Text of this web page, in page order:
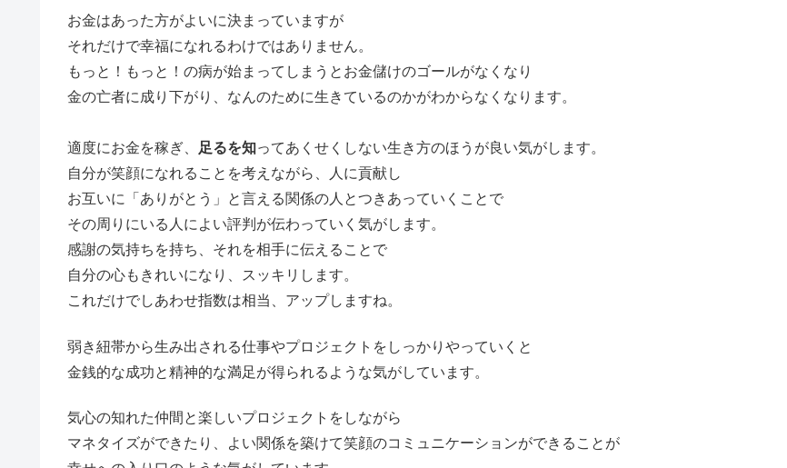
お金はあった方がよいに決まっていますが
それだけで幸福になれるわけではありません。
もっと！もっと！の病が始まってしまうとお金儲けのゴールがなくなり
金の亡者に成り下がり、なんのために生きているのかがわからなくなります。
適度にお金を稼ぎ、 足るを知ってあくせくしない生き方のほうが良い気がします。
自分が笑顔になれることを考えながら、人に貢献し
お互いに「ありがとう」と言える関係の人とつきあっていくことで
その周りにいる人によい評判が伝わっていく気がします。
感謝の気持ちを持ち、それを相手に伝えることで
自分の心もきれいになり、スッキリします。
これだけでしあわせ指数は相当、アップしますね。
弱き紐帯から生み出される仕事やプロジェクトをしっかりやっていくと
金銭的な成功と精神的な満足が得られるような気がしています。
気心の知れた仲間と楽しいプロジェクトをしながら
マネタイズができたり、よい関係を築けて笑顔のコミュニケーションができることが